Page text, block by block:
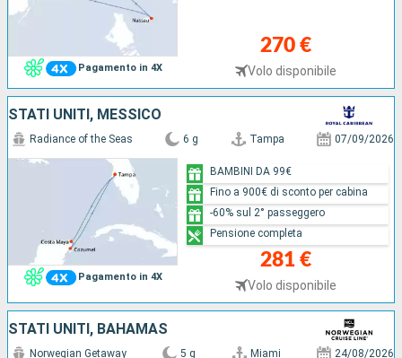
Pagamento in 4X
270 €
Volo disponibile
STATI UNITI, MESSICO
Pagamento in 4X
Radiance of the Seas 6 g Tampa 07/09/2026
281 €
Volo disponibile
BAMBINI DA 99€
Fino a 900€ di sconto per cabina
-60% sul 2° passeggero
Pensione completa
STATI UNITI, BAHAMAS
Norwegian Getaway 5 g Miami 24/08/2026